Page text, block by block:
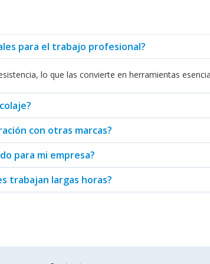
para aquellos que pasan largas horas
AireySopladoras, que complementan a las pinzas
convirtiendo su trabajo en una tarea más
para su compra a través de Abasteo, un distribuidor
para el trabajo profesional?
lo que las convierte en herramientas
con otras marcas?
para mi empresa?
trabajan largas horas?